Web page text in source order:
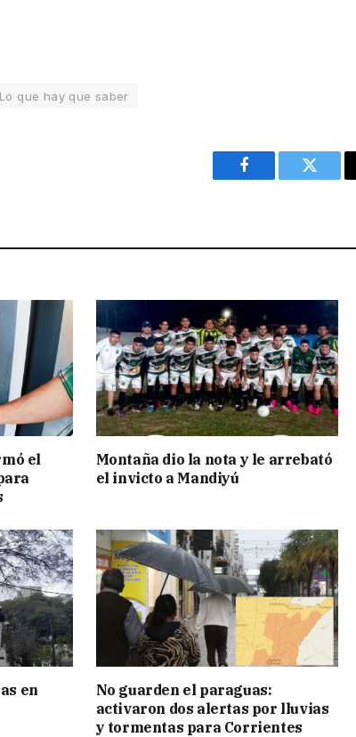
Lo que hay que saber
Facebook Twitter
el
Montaña dio la nota y le arrebató
el invicto a Mandiyú
en
No guarden el paraguas:
activaron dos alertas por lluvias
y tormentas para Corrientes